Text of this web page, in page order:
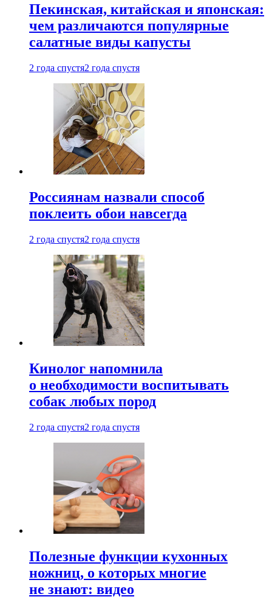
Пекинская, китайская и японская:
чем различаются популярные
салатные виды капусты
2 года спустя2 года спустя
Россиянам назвали способ
поклеить обои навсегда
2 года спустя2 года спустя
Кинолог напомнила
о необходимости воспитывать
собак любых пород
2 года спустя2 года спустя
Полезные функции кухонных
ножниц, о которых многие
не знают: видео